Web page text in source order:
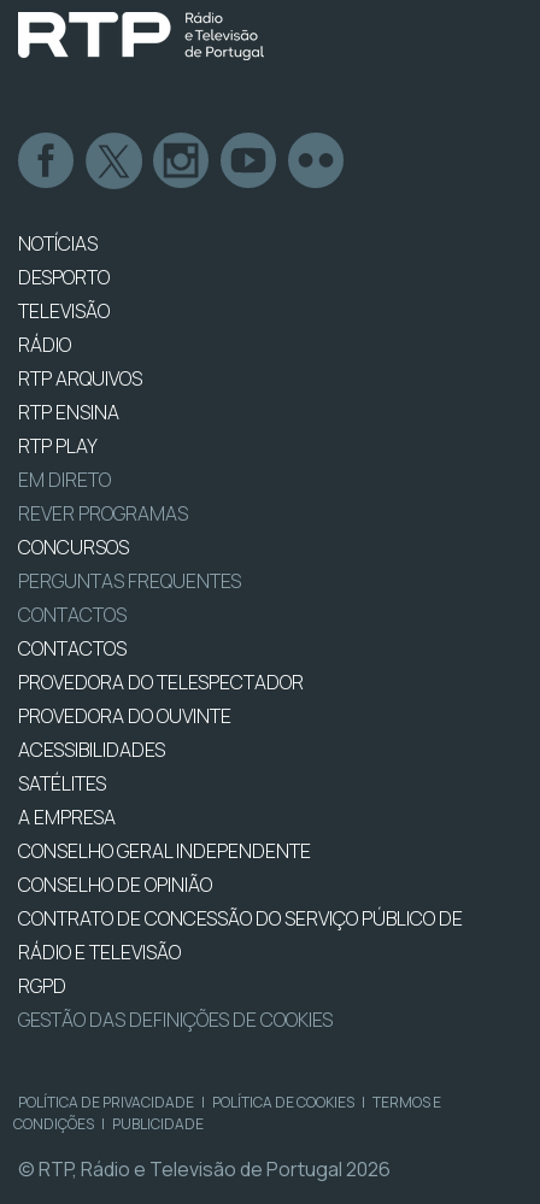
NOTÍCIAS
DESPORTO
TELEVISÃO
RÁDIO
RTP ARQUIVOS
RTP ENSINA
RTP PLAY
EM DIRETO
REVER PROGRAMAS
CONCURSOS
PERGUNTAS FREQUENTES
CONTACTOS
CONTACTOS
PROVEDORA DO TELESPECTADOR
PROVEDORA DO OUVINTE
ACESSIBILIDADES
SATÉLITES
A EMPRESA
CONSELHO GERAL INDEPENDENTE
CONSELHO DE OPINIÃO
CONTRATO DE CONCESSÃO DO SERVIÇO PÚBLICO DE
RÁDIO E TELEVISÃO
RGPD
GESTÃO DAS DEFINIÇÕES DE COOKIES
POLÍTICA DE PRIVACIDADE | POLÍTICA DE COOKIES | TERMOS E
CONDIÇÕES | PUBLICIDADE
© RTP, Rádio e Televisão de Portugal 2026